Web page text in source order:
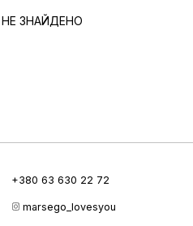
НЕ ЗНАЙДЕНО
+380 63 630 22 72
marsego_lovesyou